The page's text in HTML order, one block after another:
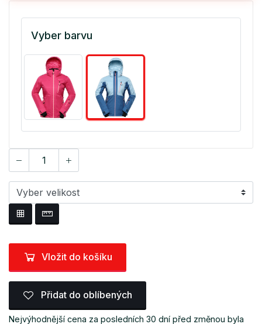
Vyber barvu
Vložit do košíku
Přidat do oblíbených
Nejvýhodnější cena za posledních 30 dní před změnou byla